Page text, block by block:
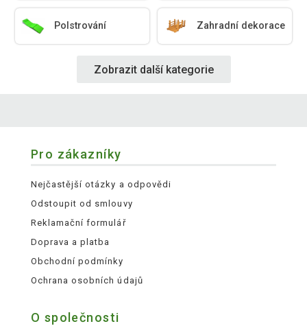
Polstrování Zahradní dekorace
Zobrazit další kategorie
Pro zákazníky
Nejčastější otázky a odpovědi
Odstoupit od smlouvy
Reklamační formulář
Doprava a platba
Obchodní podmínky
Ochrana osobních údajů
O společnosti